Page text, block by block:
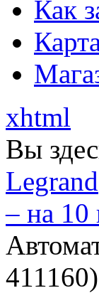
Как
xhtml
Вы
Legrand
– на